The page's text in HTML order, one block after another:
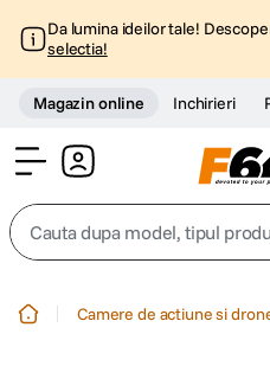
Da lumina ideilor tale!
selectia!
Magazin online Inchirieri
Cauta dupa model, tipul
Camere de actiune si